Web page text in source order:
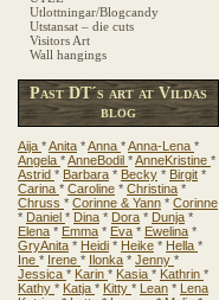
Utlottningar/Blogcandy
Utstansat – die cuts
Visitors Art
Wall hangings
Past DT´s art at Vildas
blog
Aija *Anita *Anna *Anna-Lena *
Angela *AnneBodil *AnneKristine *
Astrid * Barbara * Becky * Birgit *
Carina * Caroline * Christina *
Chruss * Corinne & Yann * Corinne
* Daniel * Dina * Dora * Dunja *
Elena * Emma * Eva * Ewelina *
GryAnita * Heidi * Heike * Hella *
Ine * Irene * Ilonka * Jenny *
Jessica * Karin * Kasia * Kathrin *
Kathy * Katja * Kitty * Lean *
Lena